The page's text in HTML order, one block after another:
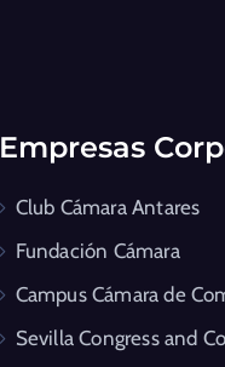
Empresas
Club Cámara Antares
Fundación Cámara
Campus Cámara de
Sevilla Congress and